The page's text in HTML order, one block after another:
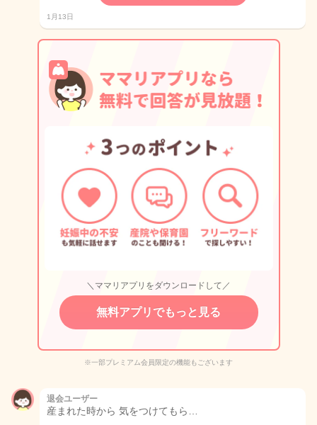
1月13日
＼ママリアプリをダウンロードして／
無料アプリでもっと見る
※一部プレミアム会員限定の機能もございます
退会ユーザー
産まれた時から 気をつけてもら…